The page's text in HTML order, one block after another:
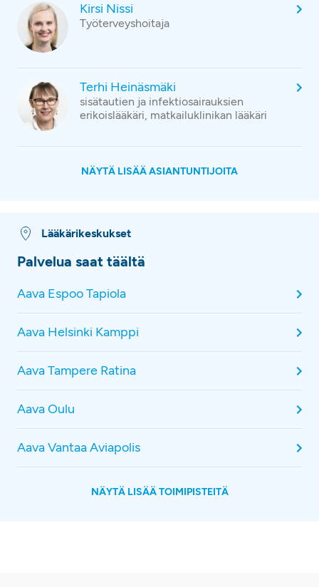
Kirsi Nissi
Työterveyshoitaja
Terhi Heinäsmäki
sisätautien ja infektiosairauksien
erikoislääkäri, matkailuklinikan lääkäri
NÄYTÄ LISÄÄ ASIANTUNTIJOITA
Lääkärikeskukset
Palvelua saat täältä
Aava Espoo Tapiola
Aava Helsinki Kamppi
Aava Tampere Ratina
Aava Oulu
Aava Vantaa Aviapolis
NÄYTÄ LISÄÄ TOIMIPISTEITÄ